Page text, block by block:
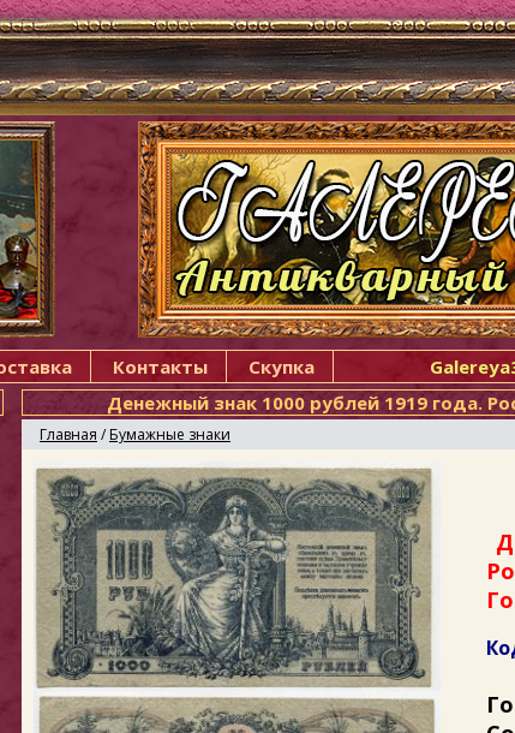
Контакты Скупка
Денежный знак 1000 рублей 1919 года.
Главная / Бумажные знаки